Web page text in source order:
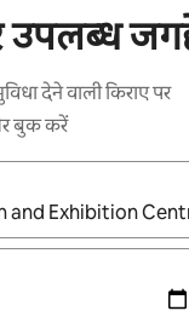
उपलब्ध
देने वाली किराए पर
बुक करें
डाउन 'ऐरो की' का